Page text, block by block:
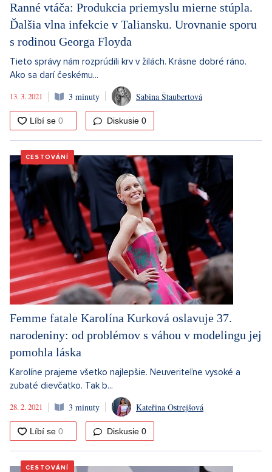
Ranné vtáča: Produkcia priemyslu mierne stúpla.
Ďalšia vlna infekcie v Taliansku. Urovnanie sporu
s rodinou Georga Floyda
Tieto správy nám rozprúdili krv v žilách. Krásne dobré ráno.
Ako sa darí českému...
13. 3. 2021
3 minuty Sabina Štaubertová
Diskusie 0
CESTOVÁNÍ
Femme fatale Karolína Kurková oslavuje 37.
narodeniny: od problémov s váhou v modelingu jej
pomohla láska
Karolíne prajeme všetko najlepšie. Neuveriteľne vysoké a
zubaté dievčatko. Tak b...
28. 2. 2021
3 minuty Kateřina Ostrejšová
Diskusie 0
CESTOVÁNÍ